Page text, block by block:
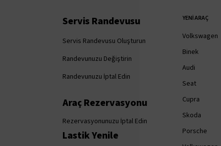
Servis Randevusu
Servis Randevusu Oluşturun
Randevunuzu Değiştirin
Randevunuzu İptal Edin
Araç Rezervasyonu
Rezervasyonunuzu İptal Edin
Lastik Yenile
YENI ARAÇ
Volkswagen
Binek
Audi
Seat
Cupra
Skoda
Porsche